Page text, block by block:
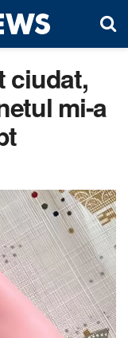
ciudat,
mi-a